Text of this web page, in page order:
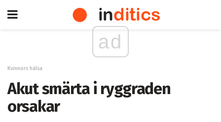
ad
Kvinnors hälsa
Akut smärta i ryggraden
orsakar